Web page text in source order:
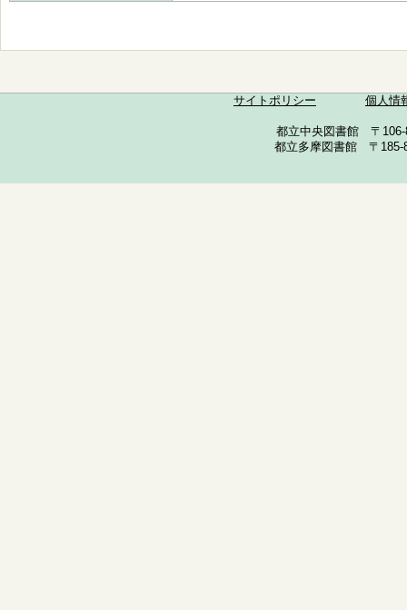
サイトポリシー 個人情
都立中央図書館 〒
都立多摩図書館 〒185-